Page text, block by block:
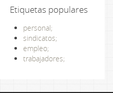
Etiquetas populares
personal;
sindicatos;
empleo;
trabajadores;